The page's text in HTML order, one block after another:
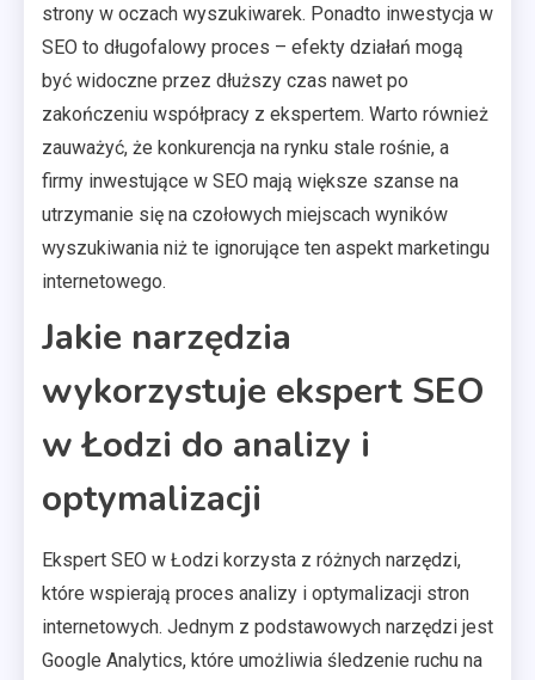
strony w oczach wyszukiwarek. Ponadto inwestycja w
SEO to długofalowy proces – efekty działań mogą
być widoczne przez dłuższy czas nawet po
zakończeniu współpracy z ekspertem. Warto również
zauważyć, że konkurencja na rynku stale rośnie, a
firmy inwestujące w SEO mają większe szanse na
utrzymanie się na czołowych miejscach wyników
wyszukiwania niż te ignorujące ten aspekt marketingu
internetowego.
Jakie narzędzia
wykorzystuje ekspert SEO
w Łodzi do analizy i
optymalizacji
Ekspert SEO w Łodzi korzysta z różnych narzędzi,
które wspierają proces analizy i optymalizacji stron
internetowych. Jednym z podstawowych narzędzi jest
Google Analytics, które umożliwia śledzenie ruchu na